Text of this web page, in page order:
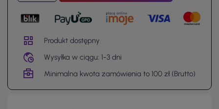
Produkt dostępny
Wysyłka w ciągu: 1-3 dni
Minimalna kwota zamówienia to 100 zł (Brutto)